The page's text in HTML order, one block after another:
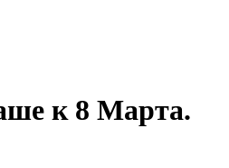
к 8 Марта.